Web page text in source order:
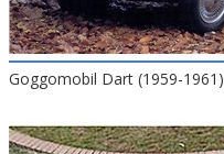
Goggomobil Dart (1959-1961)